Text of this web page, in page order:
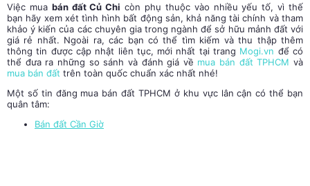
Việc mua bán đất Củ Chi còn phụ thuộc vào nhiều yếu tố, vì thế
bạn hãy xem xét tình hình bất động sản, khả năng tài chính và tham
khảo ý kiến của các chuyên gia trong ngành để sở hữu mảnh đất với
giá rẻ nhất. Ngoài ra, các bạn có thể tìm kiếm và thu thập thêm
thông tin được cập nhật liên tục, mới nhất tại trang Mogi.vn để có
thể đưa ra những so sánh và đánh giá về mua bán đất TPHCM và
mua bán đất trên toàn quốc chuẩn xác nhất nhé!
Một số tin đăng mua bán đất TPHCM ở khu vực lân cận có thể bạn
quân tâm:
Bán đất Cần Giờ